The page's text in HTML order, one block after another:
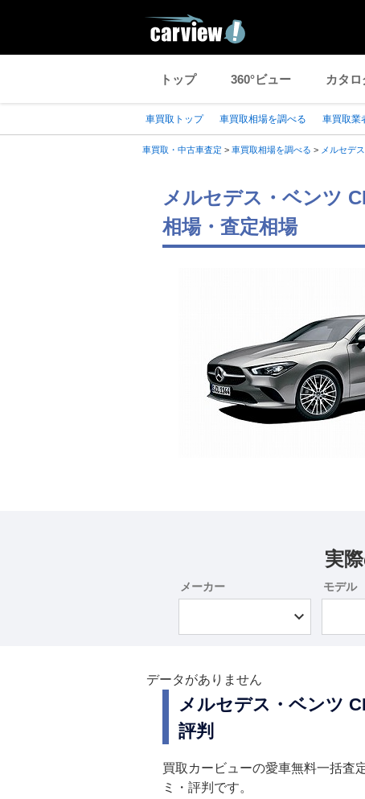
トップ 360°ビュー カタロ
車買取トップ 車買取相場を調べる 車買取業
車買取・中古車査定 > 車買取相場を調べる > メルセデ
メルセデス・ベンツ
相場・査定相場
実
メーカー モデル
データがありません
メルセデス・ベンツ
評判
買取カービューの愛車無料一括査
ミ・評判です。